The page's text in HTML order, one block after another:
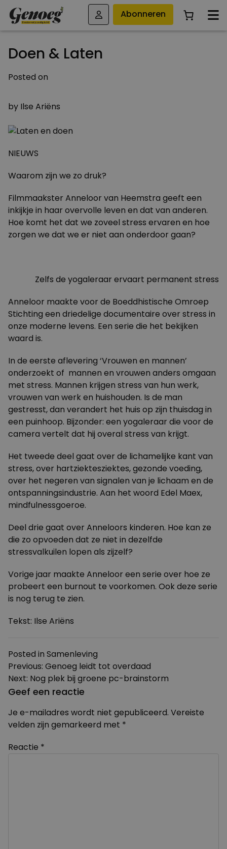
Abonneren
Doen & Laten
Posted on
by Ilse Ariëns
NIEUWS
Waarom zijn we zo druk?
Filmmaakster Anneloor van Heemstra geeft een
inkijkje in haar overvolle leven en dat van anderen.
Hoe komt het dat we zoveel stress ervaren en hoe
zorgen we dat we er niet aan onderdoor gaan?
Zelfs de yogaleraar ervaart permanent stress
Anneloor maakte voor de Boeddhistische Omroep
Stichting een driedelige documentaire over stress in
onze moderne levens. Een serie die het bekijken
waard is.
In de eerste aflevering ‘Vrouwen en mannen’
onderzoekt of mannen en vrouwen anders omgaan
met stress. Mannen krijgen stress van hun werk,
vrouwen van werk en huishouden. Is de man
gestresst, dan verandert het huis op zijn thuisdag in
een puinhoop. Bijzonder: een yogaleraar die voor de
camera vertelt dat hij overal stress van krijgt.
Het tweede deel gaat over de lichamelijke kant van
stress, over hartziektesziektes, gezonde voeding,
over het negeren van signalen van je lichaam en de
ontspanningsindustrie. Aan het woord Edel Maex,
mindfulnessgoeroe.
Deel drie gaat over Anneloors kinderen. Hoe kan ze
die zo opvoeden dat ze niet in dezelfde
stressvalkuilen lopen als zijzelf?
Vorige jaar maakte Anneloor een serie over hoe ze
probeert een burnout te voorkomen. Ook deze serie
is nog terug te zien.
Tekst: Ilse Ariëns
Posted in Samenleving
Bericht
navigatie
Previous: Genoeg leidt tot overdaad
Next: Nog plek bij groene pc-brainstorm
Geef een reactie
Je e-mailadres wordt niet gepubliceerd. Vereiste
velden zijn gemarkeerd met *
Reactie *